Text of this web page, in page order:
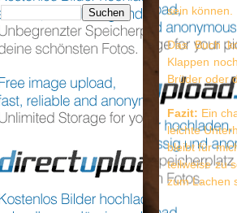
sein können.
Das Buch
Klappen
Brüder oder
Fazit: Ein
leichte
bleibt für
teilweise zu
zum Lachen